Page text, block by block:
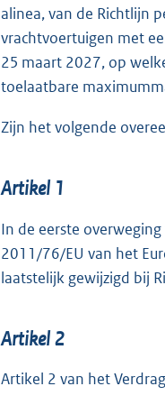
alinea, van de Richtlijn
vrachtvoertuigen met
25 maart 2027, op
toelaatbare
Zijn het volgende
Artikel 1
In de eerste
2011/76/EU van het
laatstelijk gewijzigd bij
Artikel 2
Artikel 2 van het